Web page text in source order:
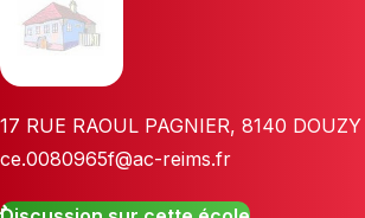
17 RUE RAOUL PAGNIER, 8140 DOUZY
ce.0080965f@ac-reims.fr